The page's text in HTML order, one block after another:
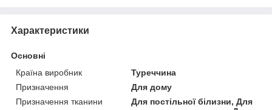
Характеристики
Основні
Країна виробник
Туреччина
Призначення
Для дому
Призначення тканини
Для постільної білизни, Для